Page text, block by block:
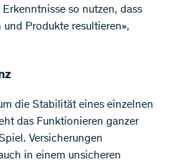
so nutzen, dass
und Produkte resultieren»,
die Stabilität eines einzelnen
das Funktionieren ganzer
Versicherungen
in einem unsicheren